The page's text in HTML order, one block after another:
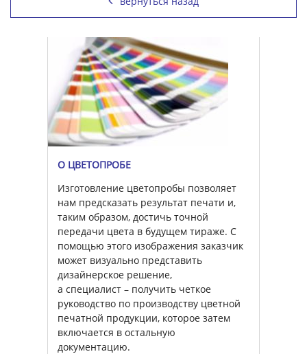
О ЦВЕТОПРОБЕ
Изготовление цветопробы позволяет
нам предсказать результат печати и,
таким образом, достичь точной
передачи цвета в будущем тираже. С
помощью этого изображения заказчик
может визуально представить
дизайнерское решение,
а специалист – получить четкое
руководство по производству цветной
печатной продукции, которое затем
включается в остальную
документацию.